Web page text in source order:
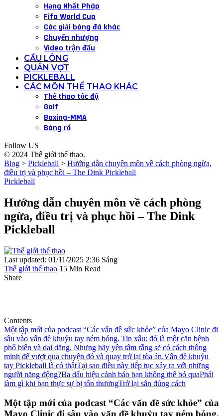
Hạng Nhất Pháp
Fifa World Cup
Các giải bóng đá khác
Chuyển nhượng
Video trận đấu
CẦU LÔNG
QUẦN VỢT
PICKLEBALL
CÁC MÔN THỂ THAO KHÁC
Thể thao tốc độ
Golf
Boxing-MMA
Bóng rổ
Follow US
© 2024 Thế giới thể thao.
Blog > Pickleball > Hướng dẫn chuyên môn về cách phòng ngừa,
điều trị và phục hồi – The Dink Pickleball
Pickleball
Hướng dẫn chuyên môn về cách phòng
ngừa, điều trị và phục hồi – The Dink
Pickleball
Last updated: 01/11/2025 2:36 Sáng
Thế giới thể thao 15 Min Read
Share
Contents
Một tập mới của podcast “Các vấn đề sức khỏe” của Mayo Clinic đi
sâu vào vấn đề khuỷu tay ném bóng. Tin xấu: đó là một căn bệnh
phổ biến và dai dẳng. Nhưng hãy yên tâm rằng sẽ có cách thông
minh để vượt qua chuyện đó và quay trở lại tòa án.Vấn đề khuỷu
tay Pickleball là có thậtTại sao điều này tiếp tục xảy ra với những
người năng động?Ba dấu hiệu cảnh báo bạn không thể bỏ quaPhải
làm gì khi bạn thực sự bị tổn thươngTrở lại sân đúng cách
Một tập mới của podcast “Các vấn đề sức khỏe” của
Mayo Clinic đi sâu vào vấn đề khuỷu tay ném bóng.